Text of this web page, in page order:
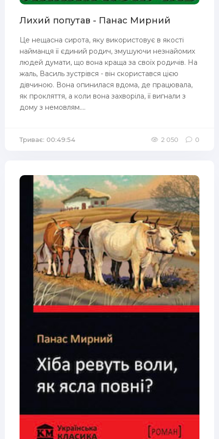
Лихий попутав - Панас Мирний
Це нещасна сирота, яку використовує в якості
найманця її єдиний родич, змушуючи незнайомих
людей думати, що вона краща за своїх родичів. На
жаль, Василь зустрівся - він скористався цією
дівчиною. Вона опинилася вдома, де працювала,
як прокляття, а коли вона захворіла, її вигнали з
дому з немовлям....
Триває: 00:49:54 2 050 0